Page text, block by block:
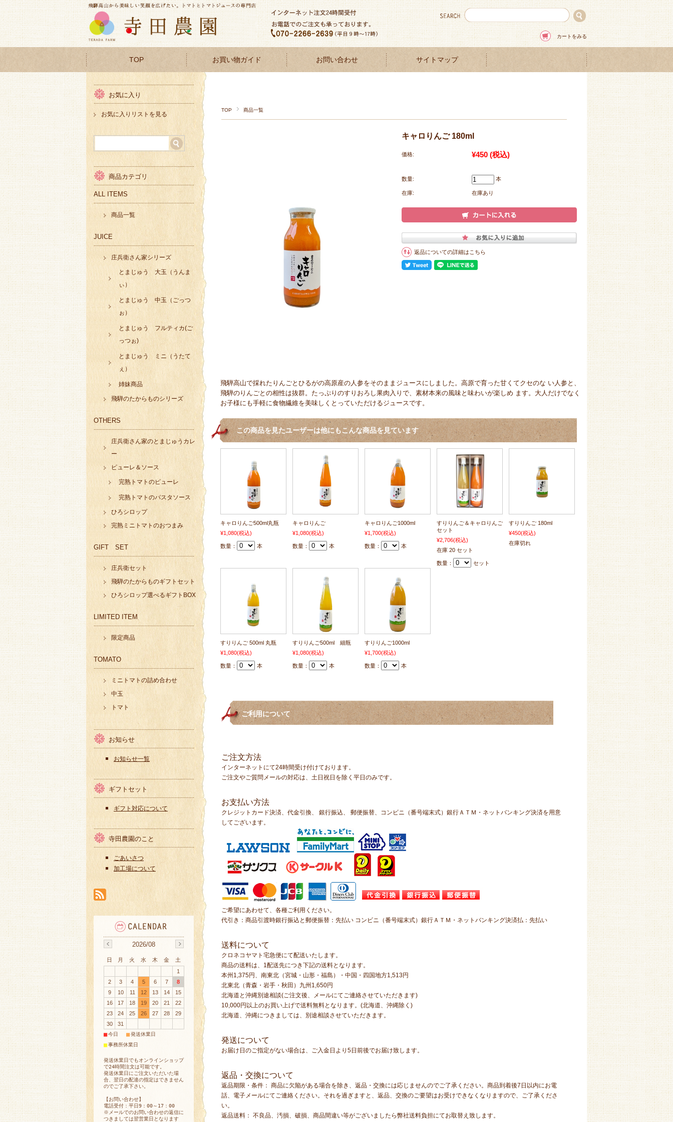
カートをみる
TOP お買い物ガイド お問い合わせ サイトマップ
TOP 商品一覧
キャロりんご 180ml
価格: ¥450 (税込)
数量: 本
在庫: 在庫あり
返品についての詳細はこちら
飛騨高山で採れたりんごとひるがの高原産の人参をそのままジュースにしました。高原で育った甘くてクセのな い人参と、
飛騨のりんごとの相性は抜群。たっぷりのすりおろし果肉入りで、素材本来の風味と味わいが楽しめ ます。大人だけでなく
お子様にも手軽に食物繊維を美味しくとっていただけるジュースです。
この商品を見たユーザーは他にもこんな商品を見ています
キャロりんご500ml丸瓶
¥1,080(税込)
数量： 本
キャロりんご
¥1,080(税込)
数量： 本
キャロりんご1000ml
¥1,700(税込)
数量： 本
すりりんご＆キャロりんご
セット
¥2,706(税込)
在庫 20 セット
数量： セット
すりりんご 180ml
¥450(税込)
在庫切れ
すりりんご 500ml 丸瓶
¥1,080(税込)
数量： 本
すりりんご500ml 細瓶
¥1,080(税込)
数量： 本
すりりんご1000ml
¥1,700(税込)
数量： 本
ご利用について
ご注文方法
インターネットにて24時間受け付けております。
ご注文やご質問メールの対応は、土日祝日を除く平日のみです。
お支払い方法
クレジットカード決済、代金引換、 銀行振込、 郵便振替、コンビニ（番号端末式）銀行ＡＴＭ・ネットバンキング決済を用意
してございます。
ご希望にあわせて、各種ご利用ください。
代引き：商品引渡時銀行振込と郵便振替：先払い コンビニ（番号端末式）銀行ＡＴＭ・ネットバンキング決済払：先払い
送料について
クロネコヤマト宅急便にて配送いたします。
商品の送料は、1配送先につき下記の送料となります。
本州1,375円、南東北（宮城・山形・福島）・中国・四国地方1,513円
北東北（青森・岩手・秋田）九州1,650円
北海道と沖縄別途相談(ご注文後、メールにてご連絡させていただきます)
10,000円以上のお買い上げで送料無料となります。(北海道、沖縄除く)
北海道、沖縄につきましては、別途相談させていただきます。
発送について
お届け日のご指定がない場合は、ご入金日より5日前後でお届け致します。
返品・交換について
返品期限・条件： 商品に欠陥がある場合を除き、返品・交換には応じませんのでご了承ください。商品到着後7日以内にお電
話、電子メールにてご連絡ください。それを過ぎますと、返品、交換のご要望はお受けできなくなりますので、ご了承くださ
い。
返品送料： 不良品、汚損、破損、商品間違い等がございましたら弊社送料負担にてお取替え致します。
お気に入り
お気に入りリストを見る
商品カテゴリ
ALL ITEMS
商品一覧
JUICE
庄兵衛さん家シリーズ
とまじゅう 大玉（うんま
ぃ）
とまじゅう 中玉（ごっつ
ぉ）
とまじゅう フルティカ(ご
っつぉ)
とまじゅう ミニ（うたて
ぇ）
姉妹商品
飛騨のたからものシリーズ
OTHERS
庄兵衛さん家のとまじゅうカレ
ー
ピューレ＆ソース
完熟トマトのピューレ
完熟トマトのパスタソース
ひろシロップ
完熟ミニトマトのおつまみ
GIFT SET
庄兵衛セット
飛騨のたからものギフトセット
ひろシロップ選べるギフトBOX
LIMITED ITEM
限定商品
TOMATO
ミニトマトの詰め合わせ
中玉
トマト
お知らせ
お知らせ一覧
ギフトセット
ギフト対応について
寺田農園のこと
ごあいさつ
加工場について
2026/08
日 月 火 水 木 金
土
1
2
3 4 5 6 7
8
9
10 11 12 13 14
15
16
17 18 19 20 21
22
23
24 25 26 27 28
29
30
31
■今日 ■発送休業日
■事務所休業日
発送休業日でもオンラインショップ
で24時間注文は可能です。
発送休業日にご注文いただいた場
合、翌日の配達の指定はできません
のでご了承下さい。
【お問い合わせ】
電話受付：平日9：00～17：00
※メールでのお問い合わせの返信に
つきましては翌営業日となります